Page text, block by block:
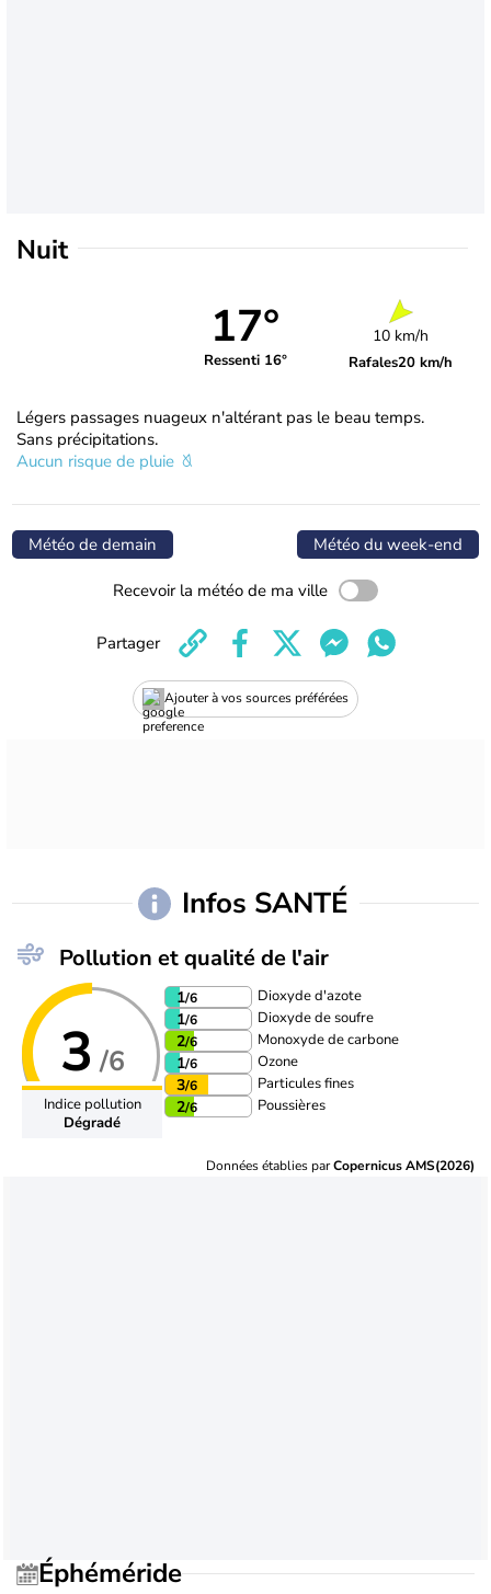
Nuit
17°
Ressenti 16°
10 km/h
Rafales20 km/h
Légers passages nuageux n'altérant pas le beau temps.
Sans précipitations.
Aucun risque de pluie
Météo de demain Météo du week-end
Recevoir la météo de ma ville
Ajouter à vos sources préférées
Partager
Infos SANTÉ
Pollution et qualité de l'air
3 /6
Indice pollution
Dégradé
1/6 Dioxyde d'azote
1/6 Dioxyde de soufre
2/6 Monoxyde de carbone
1/6 Ozone
3/6 Particules fines
2/6 Poussières
Données établies parCopernicus AMS(2026)
Éphéméride